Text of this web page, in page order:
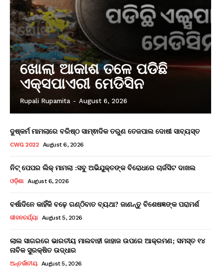
ଖୋଲା ଆକାଶ ତଳେ ପଡିଛି
ଏକ୍ସପାଏରୀ ମେଡିସିନ
Rupali Rupamita - August 6, 2026
ଦୁଷ୍କର୍ମ ମାମଲାରେ ବରିଷ୍ଠ ସାମ୍ଵାଦିକ ତରୁଣ ତେଜପାଲ ଦୋଷୀ ସାବ୍ୟସ୍ତ
CWG 2022 August 6, 2026
ନିଟ୍ ପେପର ଲିକ୍ ମାମଲା :ସବୁ ଅଭିଯୁକ୍ତଙ୍କ ବିରୋଧରେ ଚାର୍ଜସିଟ ଦାଖଲ
ଓଡ଼ିଶା August 6, 2026
ବର୍ଷାଦିନେ କାହିଁକି ବଢ଼େ ଗଣ୍ଠିବାତ ବ୍ୟଥା? ଜାଣନ୍ତୁ ବିଶେଷଜ୍ଞଙ୍କ ପରାମର୍ଶ
ଜୀବନଚର୍ଯ୍ୟା August 5, 2026
ଲାଲ ସାଗରରେ ଭାରତୀୟ ମାଲବାହୀ ଜାହାଜ ଉପରେ ଆକ୍ରମଣ; ସମସ୍ତ ୧୪
ନାବିକ ସୁରକ୍ଷିତ ଉଦ୍ଧାର
ଅନ୍ତର୍ଜାତୀୟ August 5, 2026